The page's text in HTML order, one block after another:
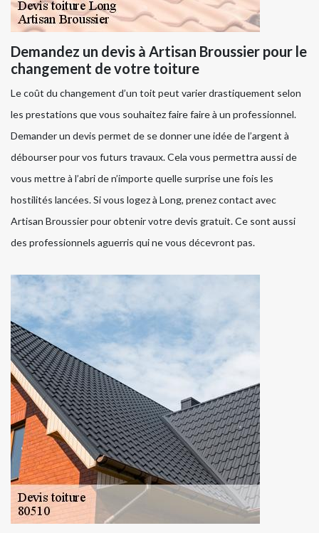
Demandez un devis à Artisan Broussier pour le
changement de votre toiture
Le coût du changement d’un toit peut varier drastiquement selon
les prestations que vous souhaitez faire faire à un professionnel.
Demander un devis permet de se donner une idée de l’argent à
débourser pour vos futurs travaux. Cela vous permettra aussi de
vous mettre à l’abri de n’importe quelle surprise une fois les
hostilités lancées. Si vous logez à Long, prenez contact avec
Artisan Broussier pour obtenir votre devis gratuit. Ce sont aussi
des professionnels aguerris qui ne vous décevront pas.